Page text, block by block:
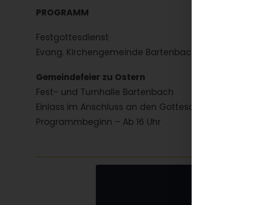
PROGRAMM
Festgottesdienst
Evang. Kirchengemeinde Bartenbach – 12:00 Uhr (EG)
Gemeindefeier zu Ostern
Fest- und Turnhalle Bartenbach
Einlass im Anschluss an den Gottesdienst
Programmbeginn – Ab 16 Uhr